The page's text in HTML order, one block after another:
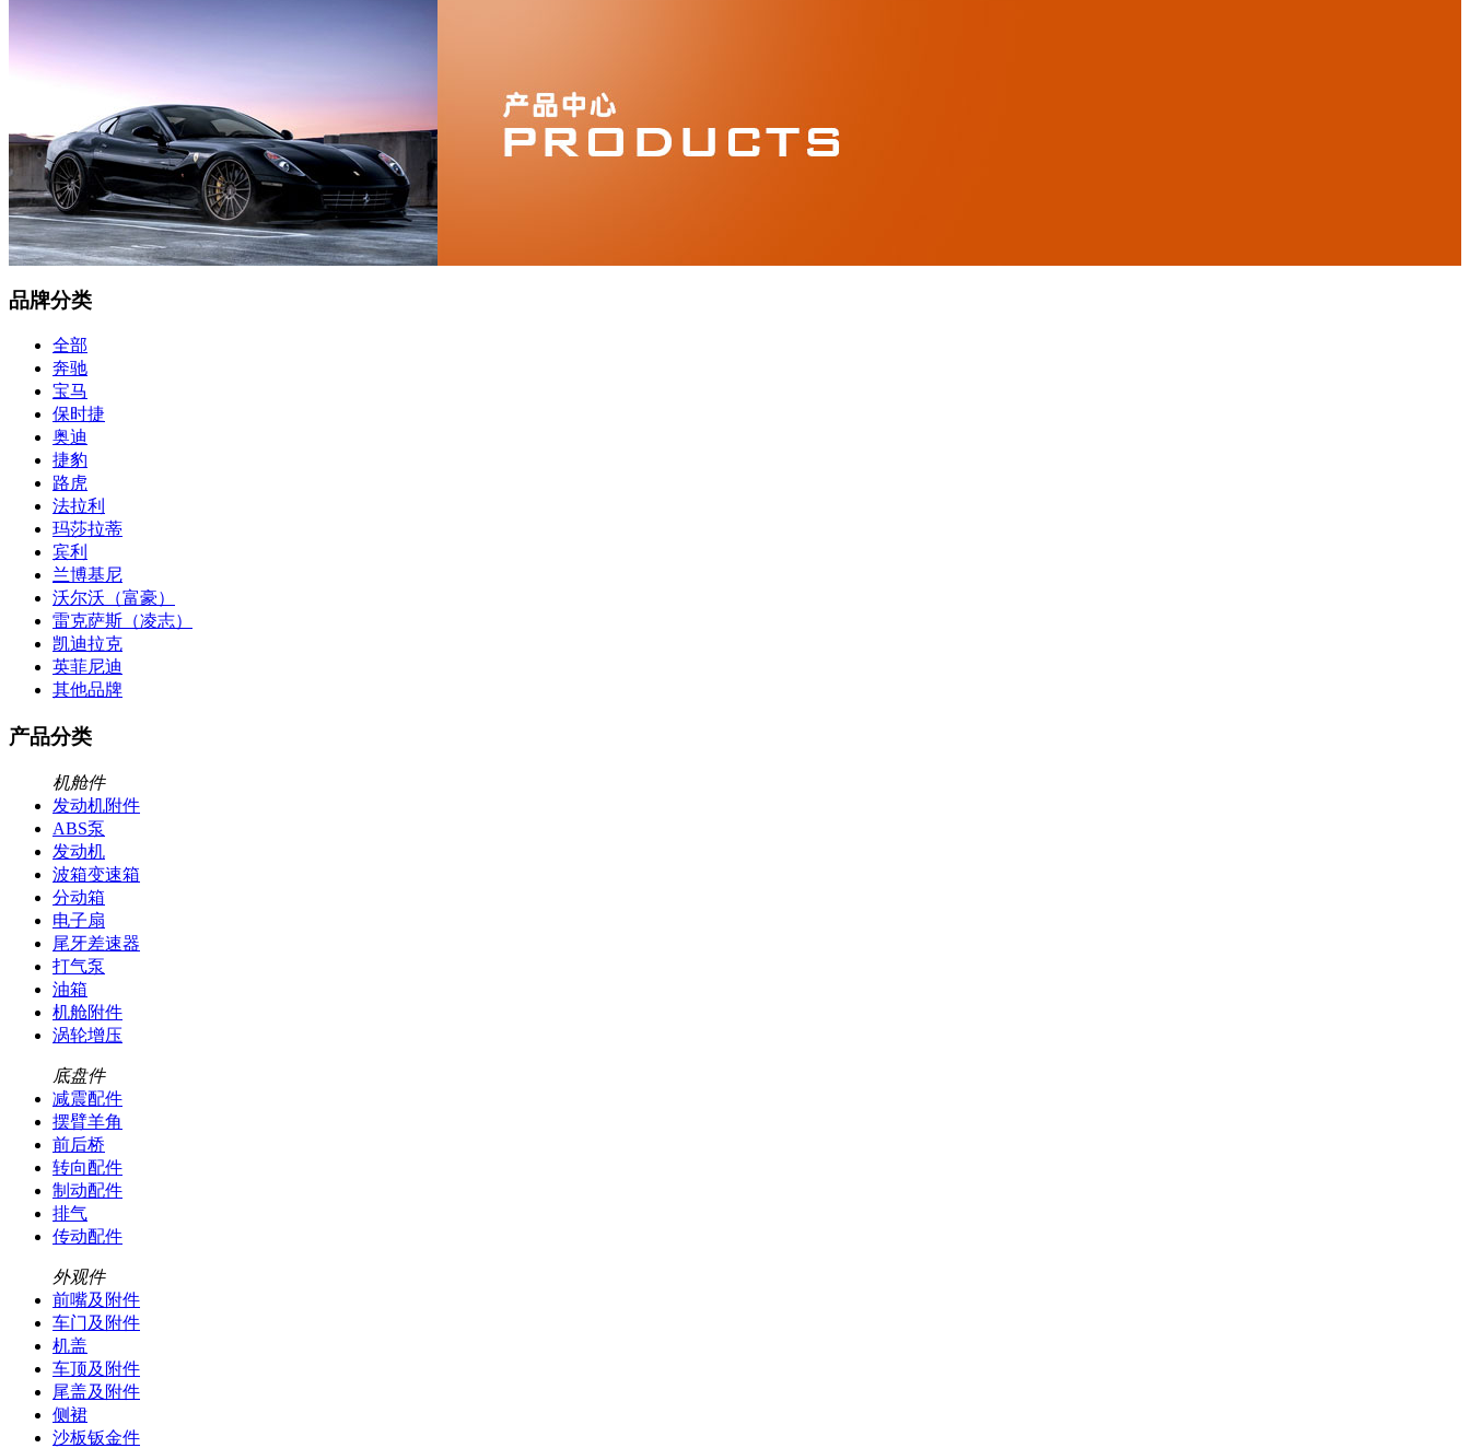
品牌分类
全部
奔驰
宝马
保时捷
奥迪
捷豹
路虎
法拉利
玛莎拉蒂
宾利
兰博基尼
沃尔沃（富豪）
雷克萨斯（凌志）
凯迪拉克
英菲尼迪
其他品牌
产品分类
机舱件
发动机附件
ABS泵
发动机
波箱变速箱
分动箱
电子扇
尾牙差速器
打气泵
油箱
机舱附件
涡轮增压
底盘件
减震配件
摆臂羊角
前后桥
转向配件
制动配件
排气
传动配件
外观件
前嘴及附件
车门及附件
机盖
车顶及附件
尾盖及附件
侧裙
沙板钣金件